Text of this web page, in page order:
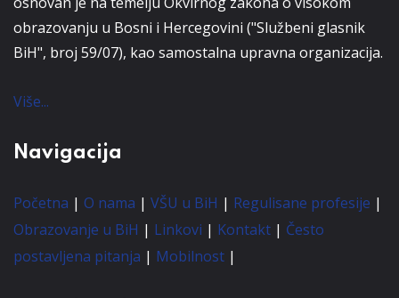
obrazovanju u Bosni i Hercegovini ("Službeni glasnik
BiH", broj 59/07), kao samostalna upravna organizacija.
Više...
Navigacija
Početna | O nama | VŠU u BiH | Regulisane profesije |
Obrazovanje u BiH | Linkovi | Kontakt | Često
postavljena pitanja | Mobilnost |